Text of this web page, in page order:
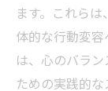
ます。これら
体的な行動変
は、心のバラ
ための実践的な